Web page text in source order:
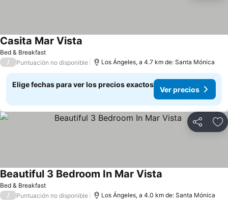
Bed & Breakfast
Casita Mar Vista
/ Puntuación no disponible Los Ángeles, a 4.7 km de: Santa Mónica
Elige fechas para ver los precios exactos
Ver precios
Compartir
Bed & Breakfast
Beautiful 3 Bedroom In Mar Vista
/ Puntuación no disponible Los Ángeles, a 4.0 km de: Santa Mónica